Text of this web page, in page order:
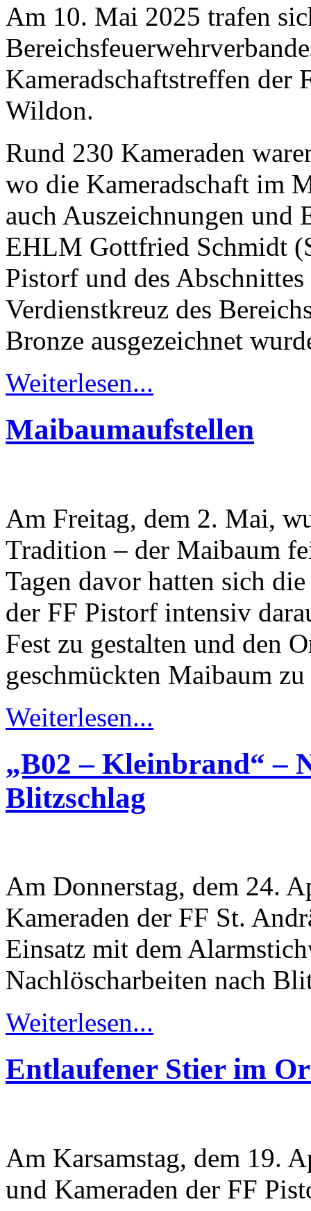
Am 10. Mai 2025 trafen
Kameradschaftstreffen der
Wildon.
Rund 230 Kameraden
wo die Kameradschaft im
auch Auszeichnungen und
EHLM Gottfried Schmidt
Pistorf und des
Verdienstkreuz des
Bronze ausgezeichnet
Weiterlesen...
Maibaumaufstellen
Am Freitag, dem 2. Mai,
Tradition – der Maibaum
Tagen davor hatten sich
der FF Pistorf intensiv
Fest zu gestalten und den
geschmückten Maibaum
Weiterlesen...
„B02 – Kleinbrand“ –
Blitzschlag
Am Donnerstag, dem 24.
Kameraden der FF St.
Einsatz mit dem
Nachlöscharbeiten nach
Weiterlesen...
Entlaufener Stier im
Am Karsamstag, dem 19.
und Kameraden der FF